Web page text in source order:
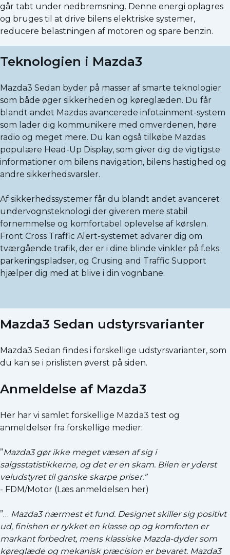
går tabt under nedbremsning. Denne energi oplagres
og bruges til at drive bilens elektriske systemer,
reducere belastningen af motoren og spare benzin.
Teknologien i Mazda3
Mazda3 Sedan byder på masser af smarte teknologier
som både øger sikkerheden og køreglæden. Du får
blandt andet Mazdas avancerede infotainment-system
som lader dig kommunikere med omverdenen, høre
radio og meget mere. Du kan også tilkøbe Mazdas
populære Head-Up Display, som giver dig de vigtigste
informationer om bilens navigation, bilens hastighed og
andre sikkerhedsvarsler.
Af sikkerhedssystemer får du blandt andet avanceret
undervognsteknologi der giveren mere stabil
fornemmelse og komfortabel oplevelse af kørslen.
Front Cross Traffic Alert-systemet advarer dig om
tværgående trafik, der er i dine blinde vinkler på f.eks.
parkeringspladser, og Crusing and Traffic Support
hjælper dig med at blive i din vognbane.
Mazda3 Sedan udstyrsvarianter
Mazda3 Sedan findes i forskellige udstyrsvarianter, som
du kan se i prislisten øverst på siden.
Anmeldelse af Mazda3
Her har vi samlet forskellige Mazda3 test og
anmeldelser fra forskellige medier:
”Mazda3 gør ikke meget væsen af sig i
salgsstatistikkerne, og det er en skam. Bilen er yderst
veludstyret til ganske skarpe priser.”
- FDM/Motor (Læs anmeldelsen her)
”… Mazda3 nærmest et fund. Designet skiller sig positivt
ud, finishen er rykket en klasse op og komforten er
markant forbedret, mens klassiske Mazda-dyder som
køreglæde og mekanisk præcision er bevaret. Mazda3